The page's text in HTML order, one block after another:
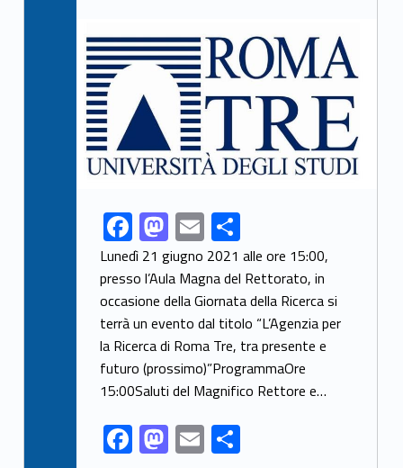
Link identifier share facebook archive #share-link-archive-31578F
ac
e
b
o
o
k
M
as
to
d
o
n
E
m
ai
l
S
h
ar
e
Lunedì 21 giugno 2021 alle ore 15:00,
presso l’Aula Magna del Rettorato, in
occasione della Giornata della Ricerca si
terrà un evento dal titolo “L’Agenzia per
la Ricerca di Roma Tre, tra presente e
futuro (prossimo)”ProgrammaOre
15:00Saluti del Magnifico Rettore e…
F M E S